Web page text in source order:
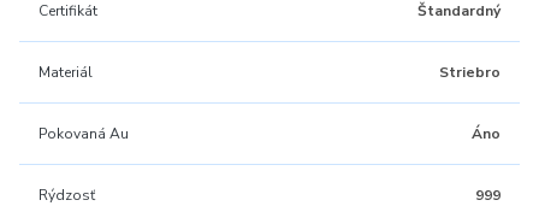
Certifikát Štandardný
Materiál Striebro
Pokovaná Au Áno
Rýdzosť 999